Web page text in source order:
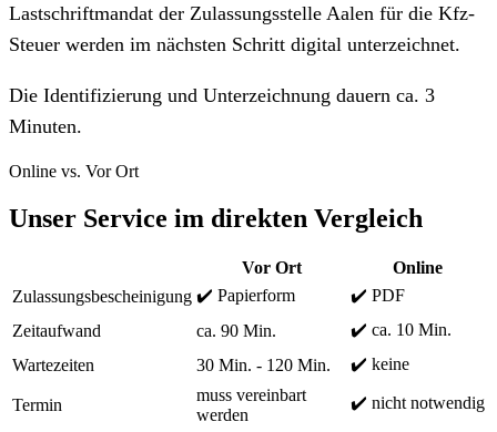
Lastschriftmandat der Zulassungsstelle Aalen für die Kfz-
Steuer werden im nächsten Schritt digital unterzeichnet.
Die Identifizierung und Unterzeichnung dauern ca. 3
Minuten.
Online vs. Vor Ort
Unser Service im direkten Vergleich
Vor Ort
Online
Zulassungsbescheinigung ✔️ Papierform
✔️ PDF
Zeitaufwand
ca. 90 Min.
✔️ ca. 10 Min.
Wartezeiten
30 Min. - 120 Min. ✔️ keine
Termin
muss vereinbart
werden
✔️ nicht notwendig